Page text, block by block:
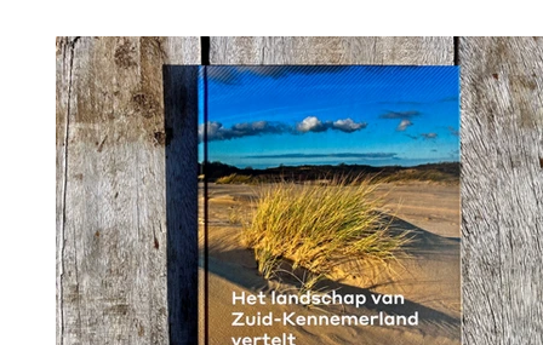
natuur en mens weer in verbinding te brengen, om daarmee
positie in het ecosysteem terug te vinden en naar een
toekomst te groeien. In deze wedstrijd de meest robuuste
met minimale ingrepen maximaal natu